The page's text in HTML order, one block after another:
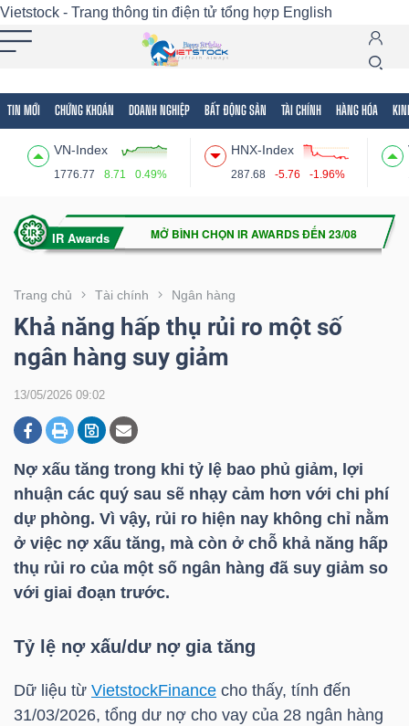
Vietstock - Trang thông tin điện tử tổng hợp English
TIN MỚI CHỨNG KHOÁN DOANH NGHIỆP BẤT ĐỘNG SẢN TÀI CHÍNH HÀNG HÓA
VN-Index
1776.77 8.71 0.49%
HNX-Index
287.68 -5.76 -1.96%
Trang chủ Tài chính Ngân hàng
Khả năng hấp thụ rủi ro một số
ngân hàng suy giảm
13/05/2026 09:02
Nợ xấu tăng trong khi tỷ lệ bao phủ giảm, lợi
nhuận các quý sau sẽ nhạy cảm hơn với chi phí
dự phòng. Vì vậy, rủi ro hiện nay không chỉ nằm
ở việc nợ xấu tăng, mà còn ở chỗ khả năng hấp
thụ rủi ro của một số ngân hàng đã suy giảm so
với giai đoạn trước.
Tỷ lệ nợ xấu/dư nợ gia tăng
Dữ liệu từ VietstockFinance cho thấy, tính đến
31/03/2026, tổng dư nợ cho vay của 28 ngân hàng
Tất cả Tính năng Ngành Mã chứng khoán
Tính
(-)
VIETSTOCK
CHỨNG
DOANH
NGHIỆP
TÀI